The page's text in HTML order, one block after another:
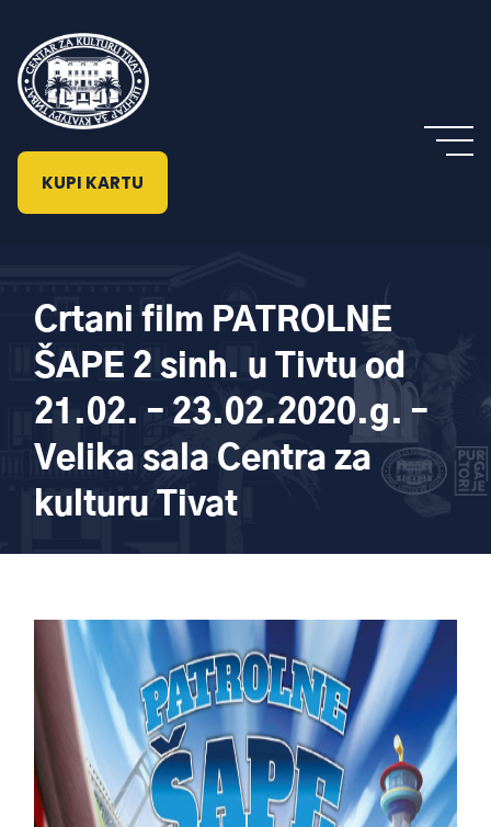
KUPI KARTU
Crtani film PATROLNE
ŠAPE 2 sinh. u Tivtu od
21.02. – 23.02.2020.g. –
Velika sala Centra za
kulturu Tivat